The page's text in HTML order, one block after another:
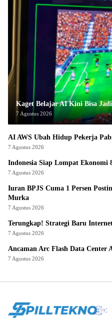
Kaget Belajar AI Kini Bisa
7 Agustus 2026
AI AWS Ubah Hidup Pekerja
7 Agustus 2026
Indonesia Siap Lompat Ekonomi
7 Agustus 2026
Iuran BPJS Cuma 1 Persen
Murka
7 Agustus 2026
Terungkap! Strategi Baru
7 Agustus 2026
Ancaman Arc Flash Data Center
7 Agustus 2026